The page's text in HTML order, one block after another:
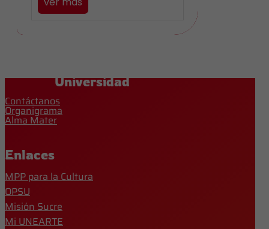
Universidad
Contáctanos
Organigrama
Alma Mater
Enlaces
MPP para la Cultura
OPSU
Misión Sucre
Mi UNEARTE